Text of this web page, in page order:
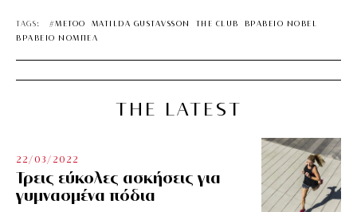
TAGS: #METOO MATILDA GUSTAVSSON THE CLUB
ΒΡΑΒΕΙΟ NOBEL
ΒΡΑΒΕΙΟ ΝΟΜΠΕΛ
THE LATEST
22/03/2022
Τρεις εύκολες ασκήσεις για
γυμνασμένα πόδια